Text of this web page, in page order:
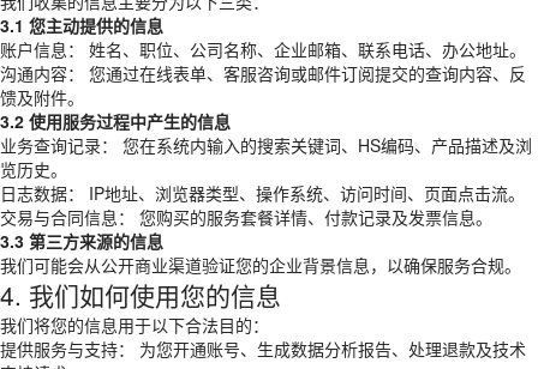
3.1 您主动提供的信息
账户信息： 姓名、职位、公司名称、企业邮箱、联系电话、办公地址。
沟通内容： 您通过在线表单、客服咨询或邮件订阅提交的查询内容、反
馈及附件。
3.2 使用服务过程中产生的信息
业务查询记录： 您在系统内输入的搜索关键词、HS编码、产品描述及浏
览历史。
日志数据： IP地址、浏览器类型、操作系统、访问时间、页面点击流。
交易与合同信息： 您购买的服务套餐详情、付款记录及发票信息。
3.3 第三方来源的信息
我们可能会从公开商业渠道验证您的企业背景信息，以确保服务合规。
4. 我们如何使用您的信息
我们将您的信息用于以下合法目的：
提供服务与支持： 为您开通账号、生成数据分析报告、处理退款及技术